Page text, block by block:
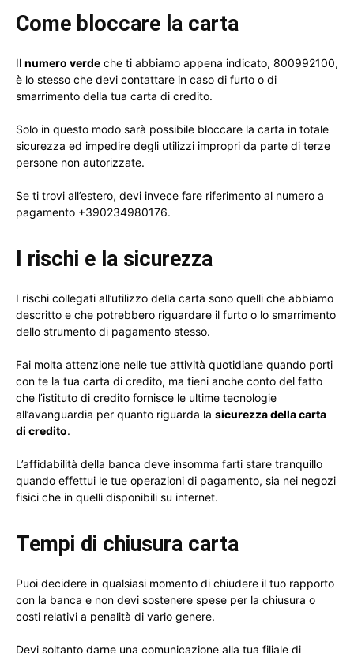
Come bloccare la carta
Il numero verde che ti abbiamo appena indicato, 800992100,
è lo stesso che devi contattare in caso di furto o di
smarrimento della tua carta di credito.
Solo in questo modo sarà possibile bloccare la carta in totale
sicurezza ed impedire degli utilizzi impropri da parte di terze
persone non autorizzate.
Se ti trovi all’estero, devi invece fare riferimento al numero a
pagamento +390234980176.
I rischi e la sicurezza
I rischi collegati all’utilizzo della carta sono quelli che abbiamo
descritto e che potrebbero riguardare il furto o lo smarrimento
dello strumento di pagamento stesso.
Fai molta attenzione nelle tue attività quotidiane quando porti
con te la tua carta di credito, ma tieni anche conto del fatto
che l’istituto di credito fornisce le ultime tecnologie
all’avanguardia per quanto riguarda la sicurezza della carta
di credito.
L’affidabilità della banca deve insomma farti stare tranquillo
quando effettui le tue operazioni di pagamento, sia nei negozi
fisici che in quelli disponibili su internet.
Tempi di chiusura carta
Puoi decidere in qualsiasi momento di chiudere il tuo rapporto
con la banca e non devi sostenere spese per la chiusura o
costi relativi a penalità di vario genere.
Devi soltanto darne una comunicazione alla tua filiale di